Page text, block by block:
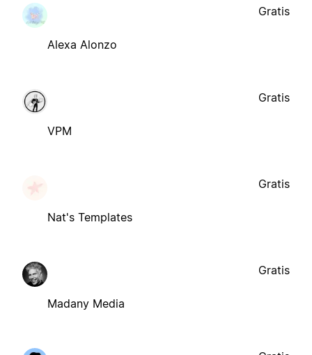
Alexa Alonzo
Gratis
VPM
Gratis
Nat's Templates
Gratis
Madany Media
Gratis